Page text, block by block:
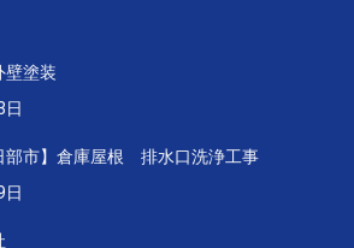
壁塗装
日
部市】倉庫屋根 排水口洗浄工事
日